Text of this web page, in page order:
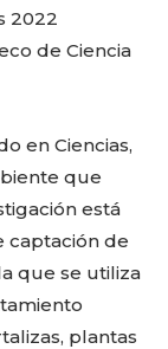
2022
de Ciencia
en Ciencias,
que
está
captación de
que se utiliza
plantas